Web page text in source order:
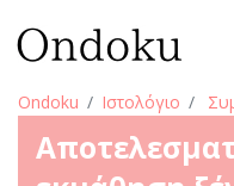
Ondoku Ιστολόγιο